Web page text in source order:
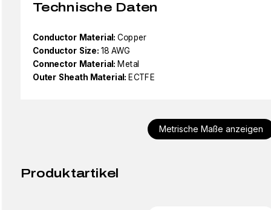
Technische Daten
Conductor Material: Copper
Conductor Size: 18 AWG
Connector Material: Metal
Outer Sheath Material: ECTFE
Metrische Maße anzeigen
Produktartikel